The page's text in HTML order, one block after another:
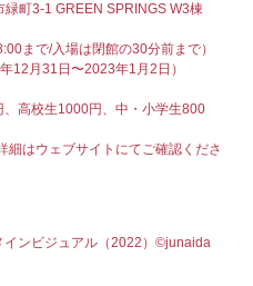
緑町3-1 GREEN SPRINGS W3棟
まで/入場は閉館の30分前まで）
12月31日〜2023年1月2日）
高校生1000円、中・小学生800
はウェブサイトにてご確認くださ
インビジュアル（2022）©︎junaida